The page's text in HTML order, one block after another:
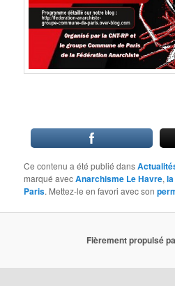
Ce contenu a été publié dans
marqué avecAnarchisme Le Havre,
Paris. Mettez-le en favori avec son
Fièrement propulsé